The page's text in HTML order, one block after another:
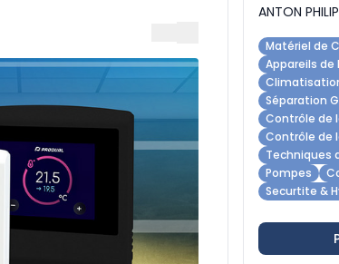
ANTON
Matériel de
Appareils de
Séparation
Contrôle de
Contrôle de
Techniques
Pompes
Securtite &